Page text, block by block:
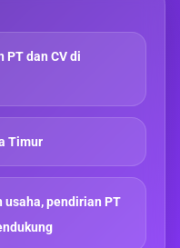
PT dan CV di
Timur
usaha, pendirian PT